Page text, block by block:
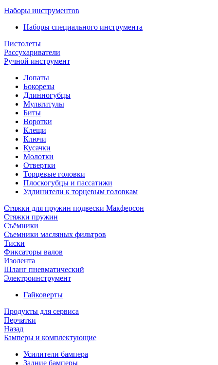
Наборы инструментов
Наборы специального инструмента
Пистолеты
Рассухариватели
Ручной инструмент
Лопаты
Бокорезы
Длинногубцы
Мультитулы
Биты
Воротки
Клещи
Ключи
Кусачки
Молотки
Отвертки
Торцевые головки
Плоскогубцы и пассатижи
Удлинители к торцевым головкам
Стяжки для пружин подвески Макферсон
Стяжки пружин
Съёмники
Съемники масляных фильтров
Тиски
Фиксаторы валов
Изолента
Шланг пневматический
Электроинструмент
Гайковерты
Продукты для сервиса
Перчатки
Назад
Бамперы и комплектующие
Усилители бампера
Задние бамперы